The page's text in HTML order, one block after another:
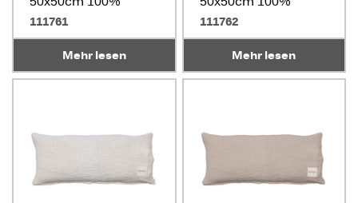
Baumwolle beige
111761
Mehr lesen
Baumwolle Karamell
111762
Mehr lesen